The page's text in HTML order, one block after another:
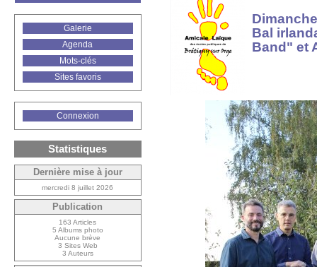
Bal
Band" et
Galerie
Agenda
Mots-clés
Sites favoris
Connexion
Statistiques
Dernière mise à jour
mercredi 8 juillet 2026
Publication
163 Articles
5 Albums photo
Aucune brève
3 Sites Web
3 Auteurs